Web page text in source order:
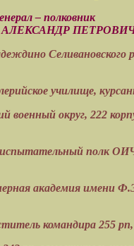
‒ полковник
Селивановского
училище,
военный округ, 222
полк
академия имени
командира 255